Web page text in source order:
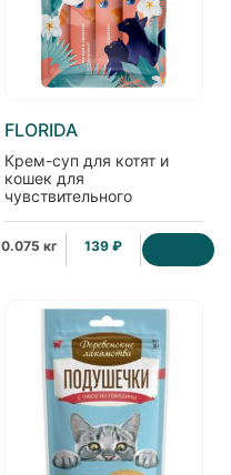
FLORIDA
Крем-суп для котят и
кошек для
чувствительного
и черникой, 75г
0.075 кг 139 ₽